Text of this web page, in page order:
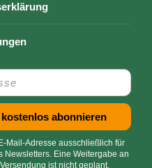
Mail-Adresse ausschließlich für
Newsletters. Eine Weitergabe an
ist nicht geplant.